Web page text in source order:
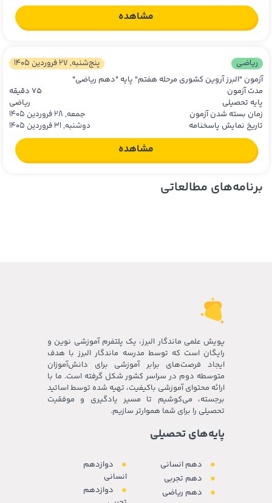
مشاهده
ریاضی
پنج‌شنبه, 27 فروردین 1405
آزمون "البرز آروین کشوری مرحله هفتم" پایه "دهم ریاضی"
مدت آزمون
75 دقیقه
پایه تحصیلی
ریاضی
زمان بسته شدن آزمون
جمعه, 28 فروردین 1405
تاریخ نمایش پاسخنامه
دوشنبه, 31 فروردین 1405
مشاهده
برنامه‌های مطالعاتی
پویش علمی ماندگار البرز، یک پلتفرم آموزشی نوین و
رایگان است که توسط مدرسه ماندگار البرز با هدف
ایجاد فرصت‌های برابر آموزشی برای دانش‌آموزان
متوسطه دوم در سراسر کشور شکل گرفته است. ما با
ارائه محتوای آموزشی باکیفیت، تهیه شده توسط اساتید
برجسته، می‌کوشیم تا مسیر یادگیری و موفقیت
تحصیلی را برای شما هموارتر سازیم.
پایه‌های تحصیلی
دهم انسانی
دهم تجربی
دهم ریاضی
دوازدهم
انسانی
دوازدهم